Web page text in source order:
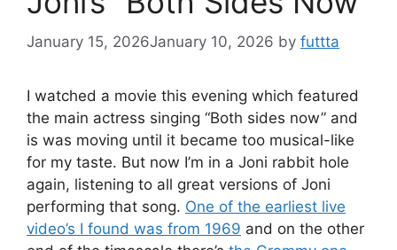
January 15, 2026January 10, 2026 by futtta
I watched a movie this evening which featured
the main actress singing “Both sides now” and
is was moving until it became too musical-like
for my taste. But now I’m in a Joni rabbit hole
again, listening to all great versions of Joni
performing that song. One of the earliest live
video’s I found was from 1969 and on the other